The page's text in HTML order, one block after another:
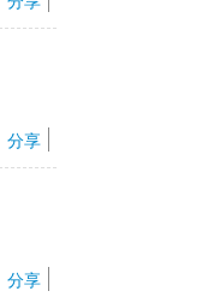
分享
分享